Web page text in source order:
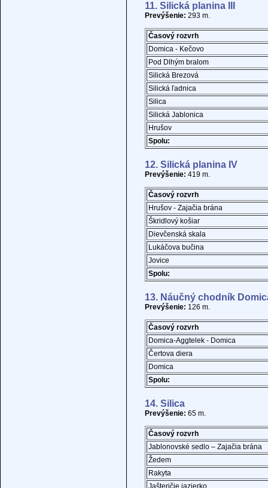
11. Silická planina III
Prevýšenie: 293 m.
Časový rozvrh
Domica - Kečovo
Pod Dlhým bralom
Silická Brezová
Silická ľadnica
Silica
Silická Jablonica
Hrušov
Spolu:
12. Silická planina IV
Prevýšenie: 419 m.
Časový rozvrh
Hrušov - Zajačia brána
Škridlový košiar
Dievčenská skala
Lukáčova bučina
Jovice
Spolu:
13. Náučný chodník
Prevýšenie: 126 m.
Časový rozvrh
Domica-Aggtelek - Domica
Čertova diera
Domica
Spolu:
14. Silica
Prevýšenie: 65 m.
Časový rozvrh
Jablonovské sedlo – Zajačia brána
Žedem
Rakyta
Jašteričie jazierko